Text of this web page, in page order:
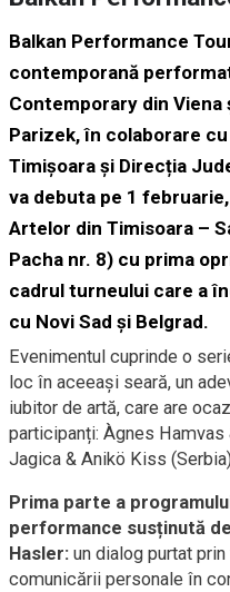
Balkan Performance
contemporană
Contemporary din
Parizek, în colaborare
Timișoara și Direcția
va debuta pe 1
Artelor din Timisoara –
Pacha nr. 8) cu prima
cadrul turneului care a
cu Novi Sad și Belgrad.
Evenimentul cuprinde o
loc în aceeași seară, un
iubitor de artă, care are
participanți: Àgnes
Jagica & Anikö Kiss
Prima parte a
performance susținută
Hasler: un dialog purtat
comunicării personale în